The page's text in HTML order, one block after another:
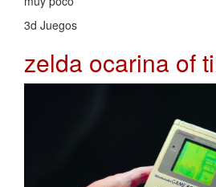
3d Juegos
zelda ocarina of